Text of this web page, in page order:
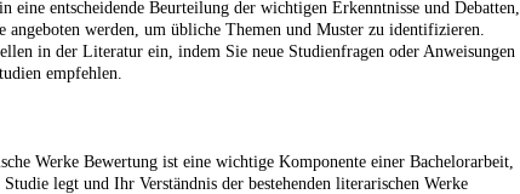
eine entscheidende Beurteilung der wichtigen Erkenntnisse und Debatten,
angeboten werden, um übliche Themen und Muster zu identifizieren.
in der Literatur ein, indem Sie neue Studienfragen oder Anweisungen
empfehlen.
Werke Bewertung ist eine wichtige Komponente einer Bachelorarbeit,
legt und Ihr Verständnis der bestehenden literarischen Werke